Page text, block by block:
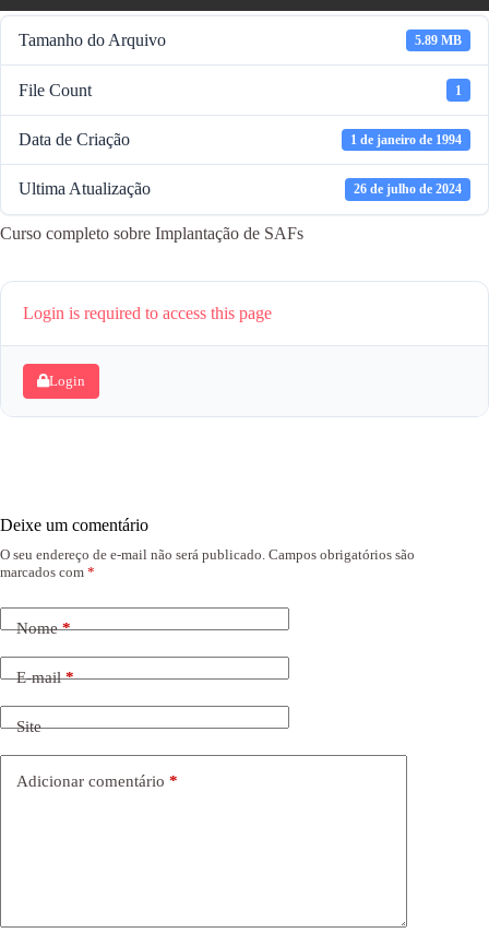
Tamanho do Arquivo 5.89 MB
File Count 1
Data de Criação 1 de janeiro de 1994
Ultima Atualização 26 de julho de 2024
Curso completo sobre Implantação de SAFs
Login is required to access this page
Login
Deixe um comentário
O seu endereço de e-mail não será publicado. Campos obrigatórios são
marcados com *
Nome*
E-mail*
Site
Adicionar comentário *